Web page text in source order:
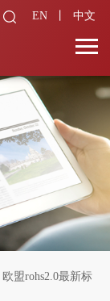
EN 中文
欧盟rohs2.0最新标